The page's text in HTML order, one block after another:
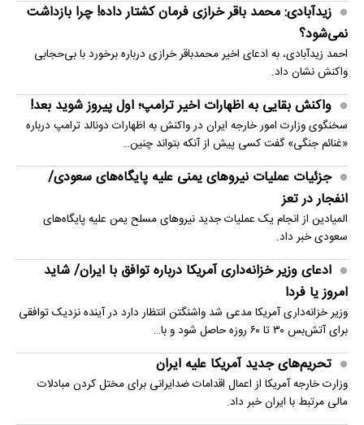
زیدآبادی: محمد باقر خرازی فرمان کشتار داده! چرا بازداشت
نمی‌شود؟
احمد زیدآبادی، به ادعای اخیر محمدباقر خرازی درباره برخورد با بی‌حجابی
واکنش نشان داد.
واکنش بقایی به اظهارات اخیر ترامپ؛ اول پیروز شوید بعد!
سخنگوی وزارت امور خارجه ایران در واکنش به اظهارات دونالد ترامپ درباره
«غنائم جنگی» گفت کسی پیش از آنکه بتواند چنین…
جزئیات عملیات نیروهای یمنی علیه پایگاه‌های سعودی/
انفجار در تعز
المیادین از انجام یک عملیات جدید نیروهای مسلح یمن علیه پایگاه‌های
سعودی خبر داد.
ادعای وزیر خزانه‌داری آمریکا درباره توافق با ایران/ شاید
امروز یا فردا
وزیر خزانه‌داری آمریکا مدعی شد واشنگتن انتظار دارد در آینده نزدیک توافقی
برای آتش‌بس ۳۰ تا ۶۰ روزه حاصل شود و با…
تحریم‌های جدید آمریکا علیه ایران
وزارت خارجه آمریکا از اعمال اقدامات ضدایرانی برای مختل کردن مبادلات
مالی مرتبط با ایران خبر داد.